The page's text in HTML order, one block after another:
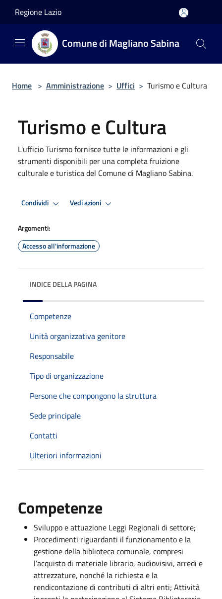
Regione Lazio
Comune di Magliano Sabina
Home > Amministrazione > Uffici > Turismo e Cultura
Turismo e Cultura
L'ufficio Turismo fornisce tutte le informazioni e gli
strumenti disponibili per una completa fruizione
culturale e turistica del Comune di Magliano Sabina.
Condividi Vedi azioni
Argomenti:
Accesso all'informazione
INDICE DELLA PAGINA
Competenze
Unità organizzativa genitore
Responsabile
Tipo di organizzazione
Persone che compongono la struttura
Sede principale
Contatti
Ulteriori informazioni
Competenze
Sviluppo e attuazione Leggi Regionali di settore;
Procedimenti riguardanti il funzionamento e la
gestione della biblioteca comunale, compresi
l’acquisto di materiale librario, audiovisivi, arredi e
attrezzature, nonché la richiesta e la
rendicontazione di contributi di altri enti; Attività